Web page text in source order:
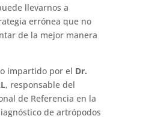
llevarnos a
errónea que no
de la mejor manera
impartido por el Dr.
, responsable del
de Referencia en la
de artrópodos